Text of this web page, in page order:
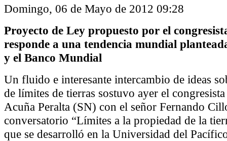
Domingo, 06 de Mayo de 2012 09:28
Proyecto de Ley propuesto por el
responde a una tendencia mundial
y el Banco Mundial
Un fluido e interesante intercambio de ideas
de límites de tierras sostuvo ayer el
Acuña Peralta (SN) con el señor Fernando
conversatorio “Límites a la propiedad de la
que se desarrolló en la Universidad del